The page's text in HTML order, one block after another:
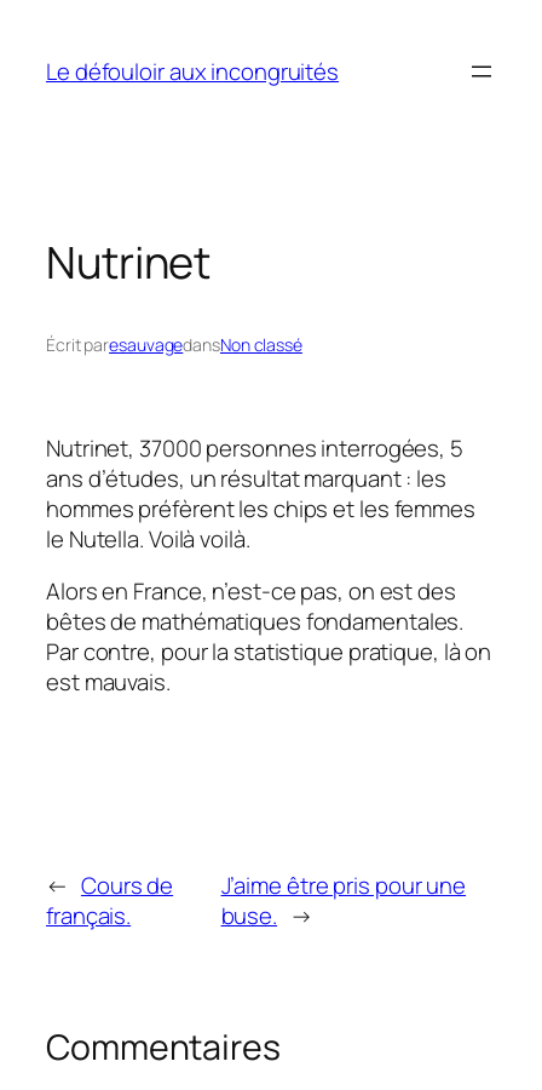
contenu
Le défouloir aux incongruités
Nutrinet
Écrit paresauvagedansNon classé
Nutrinet, 37000 personnes interrogées, 5
ans d’études, un résultat marquant : les
hommes préfèrent les chips et les femmes
le Nutella. Voilà voilà.
Alors en France, n’est-ce pas, on est des
bêtes de mathématiques fondamentales.
Par contre, pour la statistique pratique, là on
est mauvais.
← Cours de
français.
J’aime être pris pour une
buse. →
Commentaires